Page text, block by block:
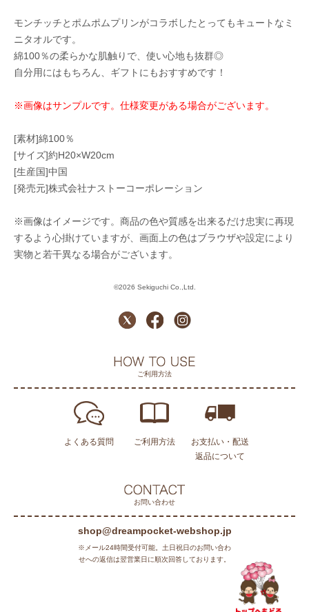
モンチッチとポムポムプリンがコラボしたとってもキュートなミ
ニタオルです。
綿100％の柔らかな肌触りで、使い心地も抜群◎
自分用にはもちろん、ギフトにもおすすめです！
※画像はサンプルです。仕様変更がある場合がございます。
[素材]綿100％
[サイズ]約H20×W20cm
[生産国]中国
[発売元]株式会社ナストーコーポレーション
※画像はイメージです。商品の色や質感を出来るだけ忠実に再現
するよう心掛けていますが、画面上の色はブラウザや設定により
実物と若干異なる場合がございます。
©2026 Sekiguchi Co.,Ltd.
お問い合わせ
shop@dreampocket-webshop.jp
※メール24時間受付可能。土日祝日のお問い合わ
せへの返信は翌営業日に順次回答しております。
ご利用方法
よくある質問 ご利用方法
お支払い・配送
返品について